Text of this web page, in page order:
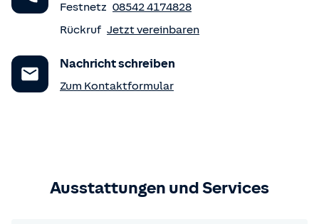
Festnetz 08542 4174828
Rückruf Jetzt vereinbaren
Nachricht schreiben
Zum Kontaktformular
Ausstattungen und Services